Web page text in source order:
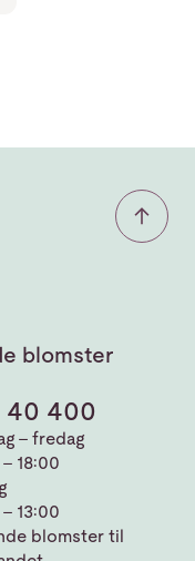
blomster
40 400
- fredag
18:00
13:00
blomster til